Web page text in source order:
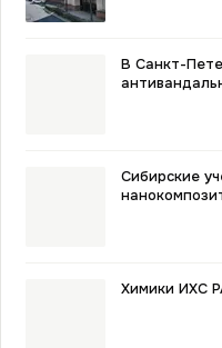
В Санкт-
Сибирские
Химики ИХС